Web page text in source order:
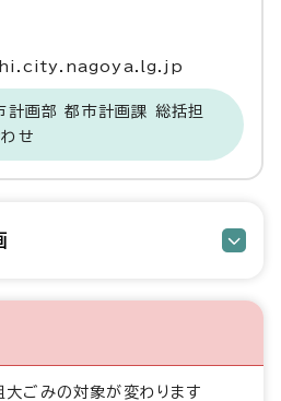
計画部 都市計画課 総括担
せ
ごみの対象が変わります